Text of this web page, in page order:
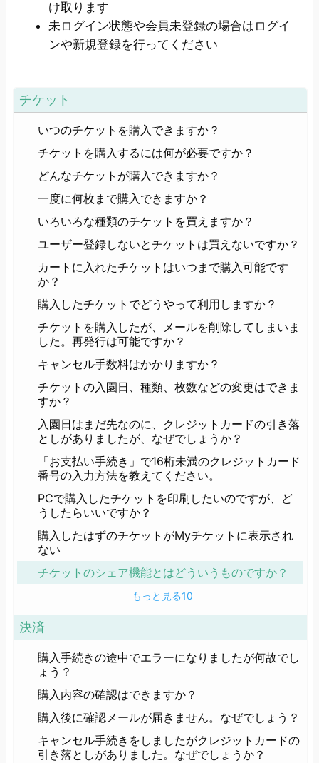
チケット
いつのチケットを購入できますか？
チケットを購入するには何が必要ですか？
どんなチケットが購入できますか？
一度に何枚まで購入できますか？
いろいろな種類のチケットを買えますか？
ユーザー登録しないとチケットは買えないですか？
カートに入れたチケットはいつまで購入可能です
か？
購入したチケットでどうやって利用しますか？
チケットを購入したが、メールを削除してしまいま
した。再発行は可能ですか？
キャンセル手数料はかかりますか？
チケットの入園日、種類、枚数などの変更はできま
すか？
入園日はまだ先なのに、クレジットカードの引き落
としがありましたが、なぜでしょうか？
「お支払い手続き」で16桁未満のクレジットカード
番号の入力方法を教えてください。
PCで購入したチケットを印刷したいのですが、ど
うしたらいいですか？
購入したはずのチケットがMyチケットに表示され
ない
チケットのシェア機能とはどういうものですか？
もっと見る10
決済
購入手続きの途中でエラーになりましたが何故でし
ょう？
購入内容の確認はできますか？
購入後に確認メールが届きません。なぜでしょう？
キャンセル手続きをしましたがクレジットカードの
引き落としがありました。なぜでしょうか？
け取ります
未ログイン状態や会員未登録の場合はログイ
ンや新規登録を行ってください